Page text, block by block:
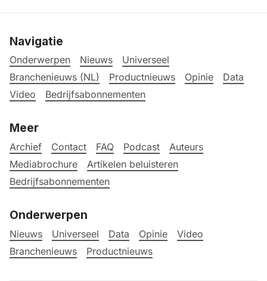
Navigatie
Onderwerpen Nieuws
Universeel
Branchenieuws (NL)
Productnieuws Opinie
Data
Video
Bedrijfsabonnementen
Meer
Archief Contact FAQ Podcast
Auteurs
Mediabrochure
Artikelen beluisteren
Bedrijfsabonnementen
Onderwerpen
Nieuws Universeel Data Opinie
Video
Branchenieuws
Productnieuws